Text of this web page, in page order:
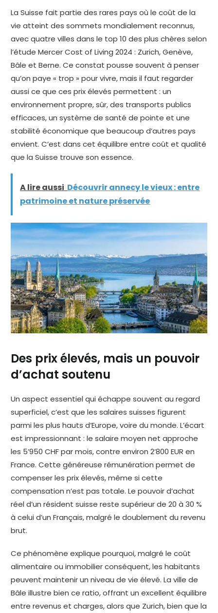
La Suisse fait partie des rares pays où le coût de la
vie atteint des sommets mondialement reconnus,
avec quatre villes dans le top 10 des plus chères selon
l’étude Mercer Cost of Living 2024 : Zurich, Genève,
Bâle et Berne. Ce constat pousse souvent à penser
qu’on paye « trop » pour vivre, mais il faut regarder
aussi ce que ces prix élevés permettent : un
environnement propre, sûr, des transports publics
efficaces, un système de santé de pointe et une
stabilité économique que beaucoup d’autres pays
envient. C’est dans cet équilibre entre coût et qualité
que la Suisse trouve son essence.
A lire aussi Découvrir annecy le vieux : entre
patrimoine et nature préservée
Des prix élevés, mais un pouvoir
d’achat soutenu
Un aspect essentiel qui échappe souvent au regard
superficiel, c’est que les salaires suisses figurent
parmi les plus hauts d’Europe, voire du monde. L’écart
est impressionnant : le salaire moyen net approche
les 5’950 CHF par mois, contre environ 2’800 EUR en
France. Cette généreuse rémunération permet de
compenser les prix élevés, même si cette
compensation n’est pas totale. Le pouvoir d’achat
réel d’un résident suisse reste supérieur de 20 à 30 %
à celui d’un Français, malgré le doublement du revenu
brut.
Ce phénomène explique pourquoi, malgré le coût
alimentaire ou immobilier conséquent, les habitants
peuvent maintenir un niveau de vie élevé. La ville de
Bâle illustre bien ce ratio, offrant un excellent équilibre
entre revenus et charges, alors que Zurich, bien que la